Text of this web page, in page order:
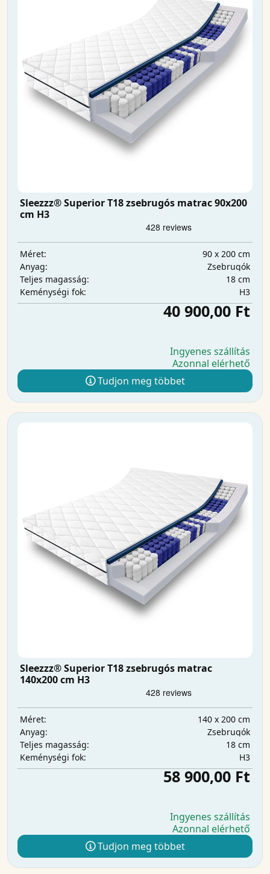
Sleezzz® Superior T18 zsebrugós matrac 90x200
cm H3
Méret:
90 x 200 cm
Anyag:
Zsebrugók
Teljes magasság:
18 cm
Keménységi fok:
H3
40 900,00 Ft
Ingyenes szállítás
Azonnal elérhető
Tudjon meg többet
Sleezzz® Superior T18 zsebrugós matrac
140x200 cm H3
Méret:
140 x 200 cm
Anyag:
Zsebrugók
Teljes magasság:
18 cm
Keménységi fok:
H3
58 900,00 Ft
Ingyenes szállítás
Azonnal elérhető
Tudjon meg többet